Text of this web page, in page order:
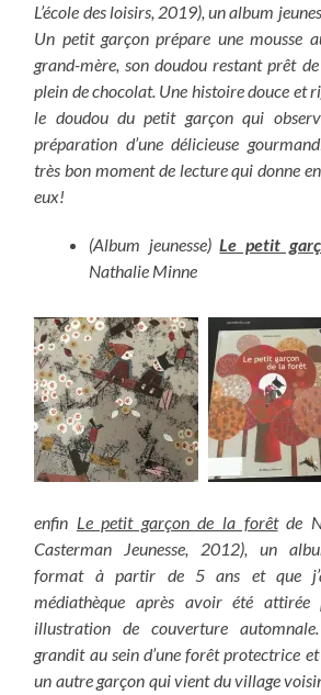
L’école des loisirs, 2019), un album
Un petit garçon prépare une mousse
grand-mère, son doudou restant prêt
plein de chocolat. Une histoire douce et
le doudou du petit garçon qui
préparation d’une délicieuse
très bon moment de lecture qui donne
eux!
(Album jeunesse)Le petit
Nathalie Minne
enfin Le petit garçon de la forêtde
Casterman Jeunesse, 2012), un
format à partir de 5 ans et que
médiathèque après avoir été
illustration de couverture
grandit au sein d’une forêt protectrice
un autre garçon qui vient du village